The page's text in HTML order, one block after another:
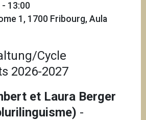
13:00
1, 1700 Fribourg, Aula
Cycle
2026-2027
et Laura Berger
-